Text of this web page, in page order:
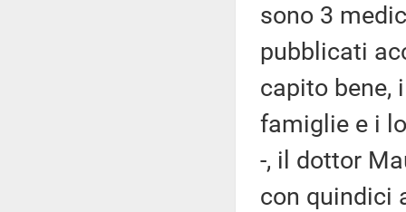
sono 3
pubblicati
capito bene,
famiglie e i
-, il dottor
con quindici